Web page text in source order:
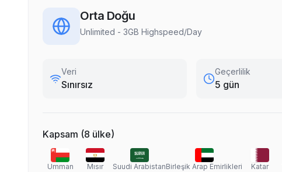
Orta Doğu
Unlimited - 3GB Highspeed/Day
Veri
Sınırsız
Geçerlilik
5 gün
Kapsam (8 ülke)
Umman Mısır Suudi ArabistanBirleşik Arap Emirlikleri Katar